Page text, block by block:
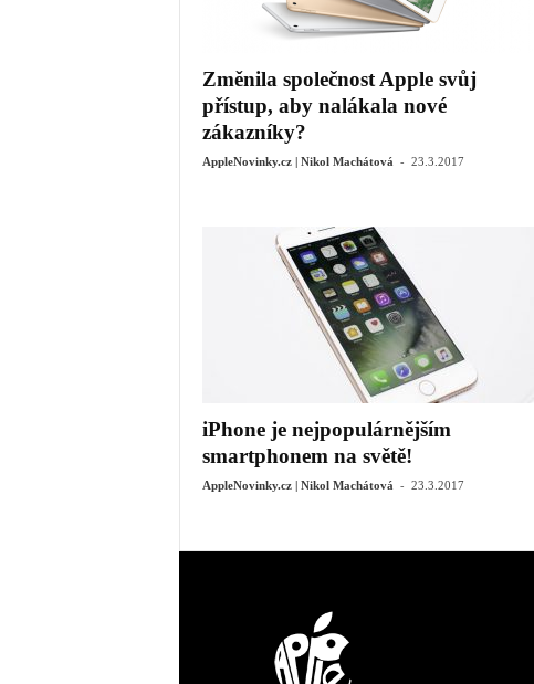
Změnila společnost Apple svůj
přístup, aby nalákala nové
zákazníky?
AppleNovinky.cz | Nikol Machátová - 23.3.2017
iPhone je nejpopulárnějším
smartphonem na světě!
AppleNovinky.cz | Nikol Machátová - 23.3.2017